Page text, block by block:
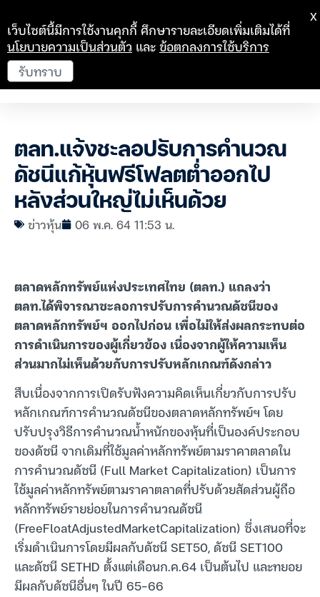
ตลท.แจ้งชะลอปรับการคำนวณ
ดัชนีแก้หุ้นฟรีโฟลตต่ำออกไป
หลังส่วนใหญ่ไม่เห็นด้วย
ข่าวหุ้น 06 พ.ค. 64 11:53 น.
ตลาดหลักทรัพย์แห่งประเทศไทย (ตลท.) แถลงว่า
ตลท.ได้พิจารณาชะลอการปรับการคำนวณดัชนีของ
ตลาดหลักทรัพย์ฯ ออกไปก่อน เพื่อไม่ให้ส่งผลกระทบต่อ
การดำเนินการของผู้เกี่ยวข้อง เนื่องจากผู้ให้ความเห็น
ส่วนมากไม่เห็นด้วยกับการปรับหลักเกณฑ์ดังกล่าว
สืบเนื่องจากการเปิดรับฟังความคิดเห็นเกี่ยวกับการปรับ
หลักเกณฑ์การคำนวณดัชนีของตลาดหลักทรัพย์ฯ โดย
ปรับปรุงวิธีการคำนวณน้ำหนักของหุ้นที่เป็นองค์ประกอบ
ของดัชนี จากเดิมที่ใช้มูลค่าหลักทรัพย์ตามราคาตลาดใน
การคำนวณดัชนี (Full Market Capitalization) เป็นการ
ใช้มูลค่าหลักทรัพย์ตามราคาตลาดที่ปรับด้วยสัดส่วนผู้ถือ
หลักทรัพย์รายย่อยในการคำนวณดัชนี
(FreeFloatAdjustedMarketCapitalization) ซึ่งเสนอที่จะ
เริ่มดำเนินการโดยมีผลกับดัชนี SET50, ดัชนี SET100
และดัชนี SETHD ตั้งแต่เดือนก.ค.64 เป็นต้นไป และทยอย
มีผลกับดัชนีอื่นๆ ในปี 65-66
เว็บไซต์นี้มีการใช้งานคุกกี้ ศึกษารายละเอียดเพิ่มเติมได้ที่
นโยบายความเป็นส่วนตัว และข้อตกลงการใช้บริการ
รับทราบ
X